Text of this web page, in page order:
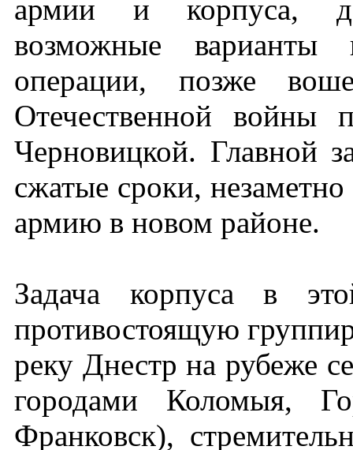
армии и корпуса,
возможные варианты
операции, позже
Отечественной войны
Черновицкой. Главной
сжатые сроки,
армию в новом районе.
Задача корпуса в
противостоящую
реку Днестр на рубеже
городами Коломыя,
Франковск),